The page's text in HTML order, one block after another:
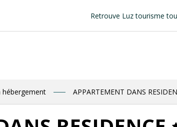
Retrouve Luz tourisme tous les lundis
hébergement APPARTEMENT DANS